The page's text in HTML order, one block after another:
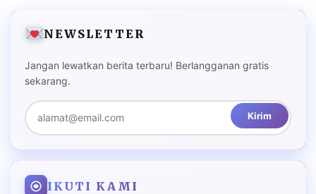
NEWSLETTER
Jangan lewatkan berita terbaru! Berlangganan gratis
sekarang.
Kirim
IKUTI KAMI